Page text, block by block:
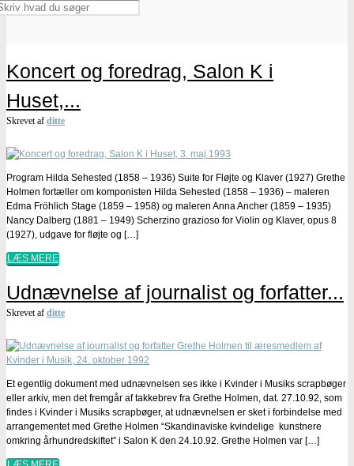
Koncert og foredrag, Salon K i
Huset,...
Skrevet af ditte
Program Hilda Sehested (1858 – 1936) Suite for Fløjte og Klaver (1927) Grethe
Holmen fortæller om komponisten Hilda Sehested (1858 – 1936) – maleren
Edma Fröhlich Stage (1859 – 1958) og maleren Anna Ancher (1859 – 1935)
Nancy Dalberg (1881 – 1949) Scherzino grazioso for Violin og Klaver, opus 8
(1927), udgave for fløjte og […]
LÆS MERE
Udnævnelse af journalist og forfatter...
Skrevet af ditte
Et egentlig dokument med udnævnelsen ses ikke i Kvinder i Musiks scrapbøger
eller arkiv, men det fremgår af takkebrev fra Grethe Holmen, dat. 27.10.92, som
findes i Kvinder i Musiks scrapbøger, at udnævnelsen er sket i forbindelse med
arrangementet med Grethe Holmen “Skandinaviske kvindelige kunstnere
omkring århundredskiftet” i Salon K den 24.10.92. Grethe Holmen var […]